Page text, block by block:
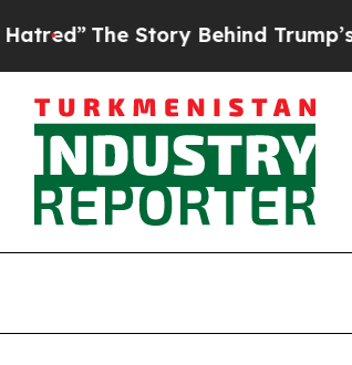
The Story Behind Trump’s